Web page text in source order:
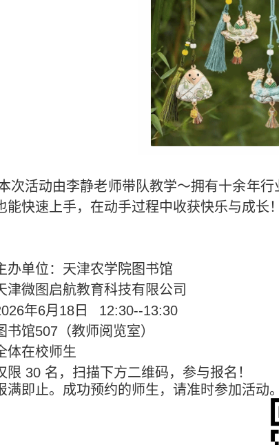
次活动由李静老师带队教学～拥有十余年
能快速上手，在动手过程中收获快乐与成长！
办单位：天津农学院图书馆
津微图启航教育科技有限公司
年6月 18 日
12:30--13:30
书馆507 （教师阅览室）
体在校师生
限 30 名，扫描下方二维码，参与报名！
即止。 成功预约的师生，请准时参加活动。